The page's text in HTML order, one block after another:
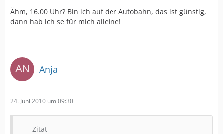
Ähm, 16.00 Uhr? Bin ich auf der Autobahn, das ist günstig,
dann hab ich se für mich alleine!
Anja
24. Juni 2010 um 09:30
Zitat